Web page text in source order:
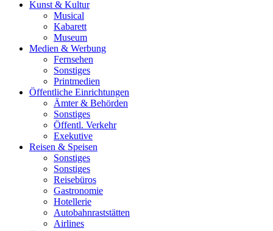
Kunst & Kultur
Musical
Kabarett
Museum
Medien & Werbung
Fernsehen
Sonstiges
Printmedien
Öffentliche Einrichtungen
Ämter & Behörden
Sonstiges
Öffentl. Verkehr
Exekutive
Reisen & Speisen
Sonstiges
Sonstiges
Reisebüros
Gastronomie
Hotellerie
Autobahnraststätten
Airlines